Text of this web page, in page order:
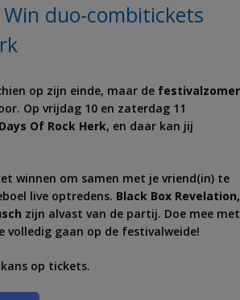
Win duo-combitickets
op zijn einde, maar de festivalzomer
Op vrijdag 10 en zaterdag 11
Of Rock Herk, en daar kan jij
winnen om samen met je vriend(in) te
live optredens. Black Box Revelation,
zijn alvast van de partij. Doe mee met
volledig gaan op de festivalweide!
op tickets.